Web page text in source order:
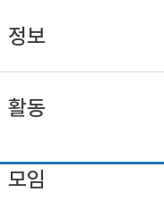
정보
활동
모임